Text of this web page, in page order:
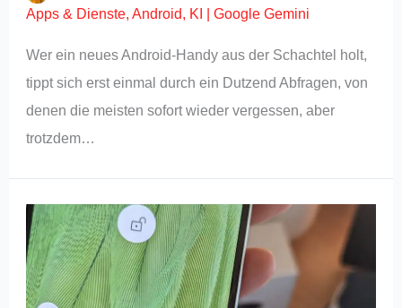
Apps & Dienste,Android, KI |Google Gemini
Wer ein neues Android-Handy aus der Schachtel holt,
tippt sich erst einmal durch ein Dutzend Abfragen, von
denen die meisten sofort wieder vergessen, aber
trotzdem…